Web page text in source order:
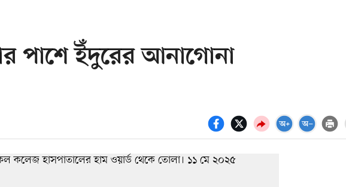
পাশে ইঁদুরের আনাগোনা